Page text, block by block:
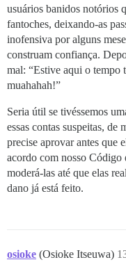
usuários banidos notórios
fantoches, deixando-as
inofensiva por alguns
construam confiança.
mal: “Estive aqui o tempo
muahahah!”
Seria útil se tivéssemos
essas contas suspeitas,
precise aprovar antes que
acordo com nosso Código
moderá-las até que elas
dano já está feito.
osioke (Osioke Itseuwa)